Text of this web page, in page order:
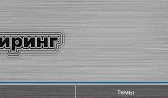
Темы